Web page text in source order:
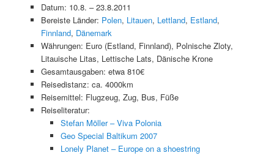
Datum: 10.8. – 23.8.2011
Bereiste Länder: Polen, Litauen, Lettland, Estland,
Finnland, Dänemark
Währungen: Euro (Estland, Finnland), Polnische Zloty,
Litauische Litas, Lettische Lats, Dänische Krone
Gesamtausgaben: etwa 810€
Reisedistanz: ca. 4000km
Reisemittel: Flugzeug, Zug, Bus, Füße
Reiseliteratur:
Stefan Möller – Viva Polonia
Geo Special Baltikum 2007
Lonely Planet – Europe on a shoestring